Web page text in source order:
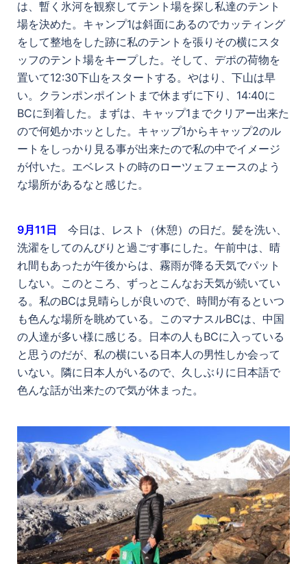
は、暫く氷河を観察してテント場を探し私達のテント
場を決めた。キャンプ1は斜面にあるのでカッティング
をして整地をした跡に私のテントを張りその横にスタ
ッフのテント場をキープした。そして、デポの荷物を
置いて12:30下山をスタートする。やはり、下山は早
い。クランポンポイントまで休まずに下り、14:40に
BCに到着した。まずは、キャップ1までクリアー出来た
ので何処かホッとした。キャップ1からキャップ2のル
ートをしっかり見る事が出来たので私の中でイメージ
が付いた。エベレストの時のローツェフェースのよう
な場所があるなと感じた。
9月11日 今日は、レスト（休憩）の日だ。髪を洗い、
洗濯をしてのんびりと過ごす事にした。午前中は、晴
れ間もあったが午後からは、霧雨が降る天気でパット
しない。このところ、ずっとこんなお天気が続いてい
る。私のBCは見晴らしが良いので、時間が有るといつ
も色んな場所を眺めている。このマナスルBCは、中国
の人達が多い様に感じる。日本の人もBCに入っている
と思うのだが、私の横にいる日本人の男性しか会って
いない。隣に日本人がいるので、久しぶりに日本語で
色んな話が出来たので気が休まった。